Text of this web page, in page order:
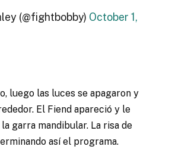
(@fightbobby) October 1,
luego las luces se apagaron y
El Fiend apareció y le
garra mandibular. La risa de
así el programa.